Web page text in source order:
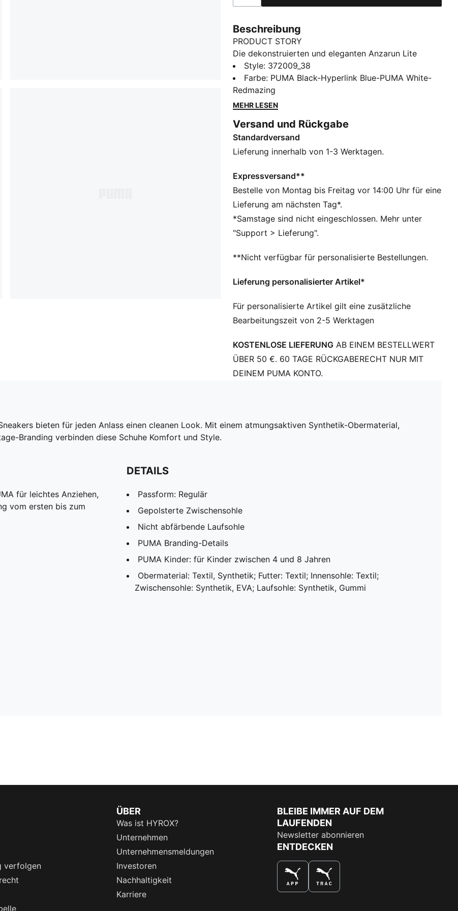
Beschreibung
PRODUCT STORY
Die dekonstruierten und eleganten Anzarun Lite
Sneakers bieten für jeden Anlass einen cleanen Look.
Mit einem atmungsaktiven Synthetik-Obermaterial,
dämpfender EVA-Zwischensohle und PUMA Heritage-
Branding verbinden diese Schuhe Komfort und Style.
SOFTFOAM+: Die bequeme Innensohle von PUMA für
leichtes Anziehen, maximalen Laufkomfort und
optimale Dämpfung vom ersten bis zum letzten
DETAILS
Passform: Regulär
Gepolsterte Zwischensohle
Nicht abfärbende Laufsohle
PUMA Branding-Details
PUMA Kinder: für Kinder zwischen 4 und 8 Jahren
Innensohle: Textil; Zwischensohle: Synthetik, EVA;
Style: 372009_38
Farbe: PUMA Black-Hyperlink Blue-PUMA White-
Redmazing
MEHR LESEN
Versand und Rückgabe
Standardversand
Lieferung innerhalb von 1-3 Werktagen.
Expressversand**
Bestelle von Montag bis Freitag vor 14:00 Uhr für eine
Lieferung am nächsten Tag*.
*Samstage sind nicht eingeschlossen. Mehr unter
"Support > Lieferung".
**Nicht verfügbar für personalisierte Bestellungen.
Lieferung personalisierter Artikel*
Für personalisierte Artikel gilt eine zusätzliche
Bearbeitungszeit von 2-5 Werktagen
KOSTENLOSE LIEFERUNG AB EINEM BESTELLWERT
ÜBER 50 €. 60 TAGE RÜCKGABERECHT NUR MIT
DEINEM PUMA KONTO.
bieten für jeden Anlass einen cleanen Look. Mit einem atmungsaktiven Synthetik-Obermaterial,
Branding verbinden diese Schuhe Komfort und Style.
für leichtes Anziehen,
vom ersten bis zum
DETAILS
Passform: Regulär
Gepolsterte Zwischensohle
Nicht abfärbende Laufsohle
PUMA Branding-Details
PUMA Kinder: für Kinder zwischen 4 und 8 Jahren
Obermaterial: Textil, Synthetik; Futter: Textil; Innensohle: Textil;
Zwischensohle: Synthetik, EVA; Laufsohle: Synthetik, Gummi
verfolgen
ÜBER
Was ist HYROX?
Unternehmen
Unternehmensmeldungen
Investoren
Nachhaltigkeit
Karriere
BLEIBE IMMER AUF DEM
LAUFENDEN
Newsletter abonnieren
ENTDECKEN